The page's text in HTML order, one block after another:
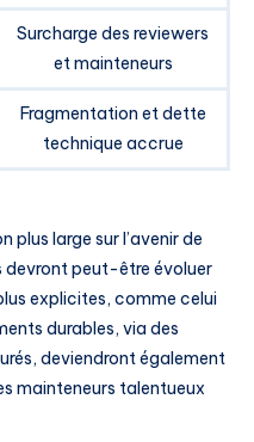
Surcharge des reviewers
et mainteneurs
Fragmentation et dette
technique accrue
plus large sur l’avenir de
devront peut-être évoluer
explicites, comme celui
durables, via des
deviendront également
mainteneurs talentueux